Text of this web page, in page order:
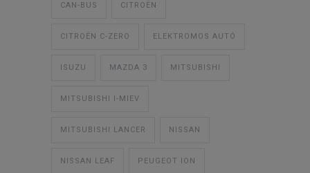
CAN-BUS CITROËN
CITROËN C-ZERO ELEKTROMOS AUTÓ
ISUZU MAZDA 3 MITSUBISHI
MITSUBISHI I-MIEV
MITSUBISHI LANCER NISSAN
NISSAN LEAF PEUGEOT ION